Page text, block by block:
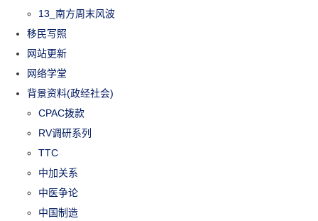
13_南方周末风波
移民写照
网站更新
网络学堂
背景资料(政经社会)
CPAC拨款
RV调研系列
TTC
中加关系
中医争论
中国制造